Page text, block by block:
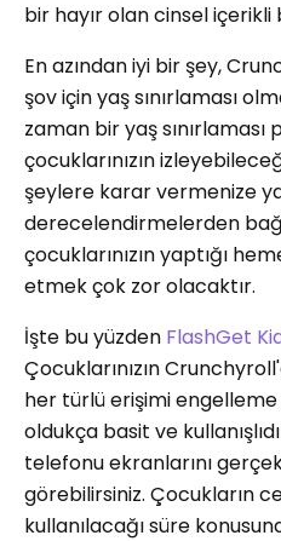
bir hayır olan cinsel içerikli
En azından iyi bir şey,
şov için yaş sınırlaması
zaman bir yaş sınırlaması
çocuklarınızın
şeylere karar vermenize
derecelendirmelerden
çocuklarınızın yaptığı
etmek çok zor olacaktır.
İşte bu yüzden FlashGet
Çocuklarınızın
her türlü erişimi
oldukça basit ve
telefonu ekranlarını
görebilirsiniz. Çocukların
kullanılacağı süre